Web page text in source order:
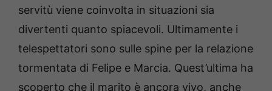
servitù viene coinvolta in situazioni sia
divertenti quanto spiacevoli. Ultimamente i
telespettatori sono sulle spine per la relazione
tormentata di Felipe e Marcia. Quest’ultima ha
scoperto che il marito è ancora vivo, anche